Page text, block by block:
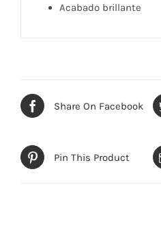
Acabado brillante
Share On Facebook
Pin This Product